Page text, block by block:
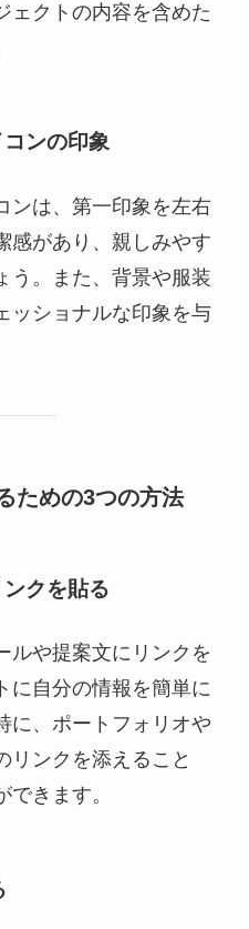
ェクトの内容を含めた
ンの印象
ンは、第一印象を左右
感があり、親しみやす
う。また、背景や服装
ッショナルな印象を与
ための3つの方法
クを貼る
ルや提案文にリンクを
に自分の情報を簡単に
に、ポートフォリオや
リンクを添えること
きます。